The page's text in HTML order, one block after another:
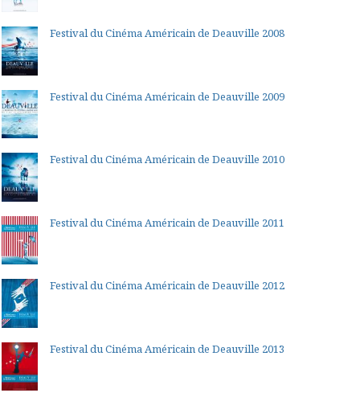
Festival du Cinéma Américain de Deauville 2008
Festival du Cinéma Américain de Deauville 2009
Festival du Cinéma Américain de Deauville 2010
Festival du Cinéma Américain de Deauville 2011
Festival du Cinéma Américain de Deauville 2012
Festival du Cinéma Américain de Deauville 2013